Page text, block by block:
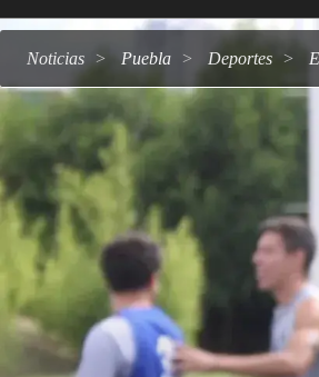
Noticias Puebla deportes